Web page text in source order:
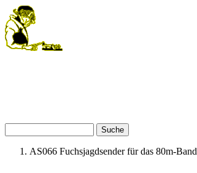
Direkt zum Inhalt
AS066 Fuchsjagdsender für das 80m-Band